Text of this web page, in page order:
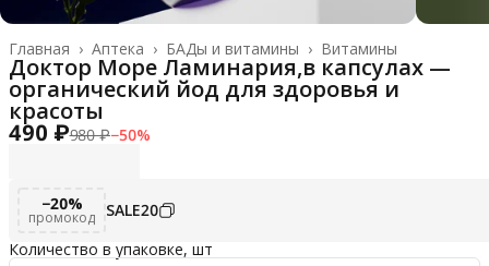
Витамины
БАДы и витамины ›
Аптека ›
Главная ›
Доктор Море Ламинария,в капсулах —
органический йод для здоровья и
красоты
490 ₽980 ₽−50%
−20%
промокод
SALE20
Количество в упаковке, шт